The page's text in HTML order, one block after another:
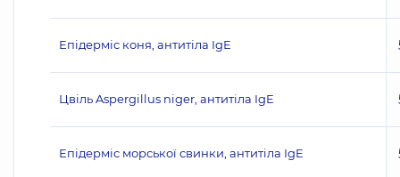
Епідерміс коня, антитіла IgE
Цвіль Aspergillus niger, антитіла IgE
Епідерміс морської свинки, антитіла IgE